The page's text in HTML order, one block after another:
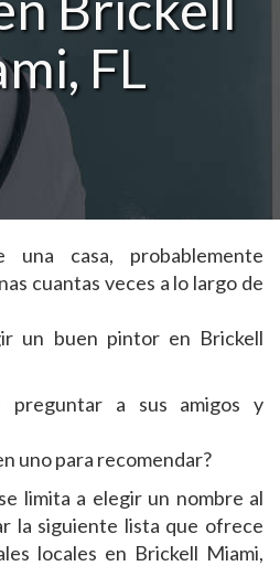
FL
una casa, probablemente
cuantas veces a lo largo de
un buen pintor en Brickell
preguntar a sus amigos y
uno para recomendar?
limita a elegir un nombre al
la siguiente lista que ofrece
locales en Brickell Miami,